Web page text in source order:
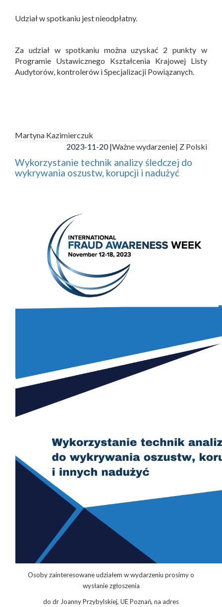
Udział w spotkaniu jest nieodpłatny.
Za udział w spotkaniu można uzyskać 2 punkty w
Programie Ustawicznego Kształcenia Krajowej Listy
Audytorów, kontrolerów i Specjalizacji Powiązanych.
Martyna Kazimierczuk
2023-11-20 |Ważne wydarzenie| Z Polski
Wykorzystanie technik analizy śledczej do
wykrywania oszustw, korupcji i nadużyć
Osoby zainteresowane udziałem w wydarzeniu prosimy o
wysłanie zgłoszenia
do dr Joanny Przybylskiej, UE Poznań, na adres